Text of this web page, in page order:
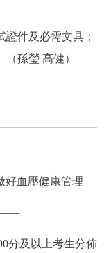
件及必需文具；
孫瑩 高健）
好血壓健康管理
——
分及以上考生分佈